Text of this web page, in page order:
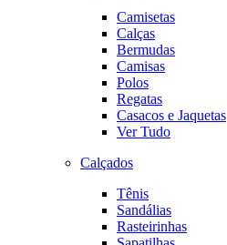
Camisetas
Calças
Bermudas
Camisas
Polos
Regatas
Casacos e Jaquetas
Ver Tudo
Calçados
Tênis
Sandálias
Rasteirinhas